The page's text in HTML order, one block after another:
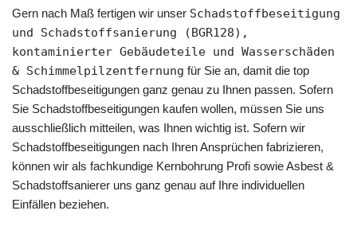
Gern nach Maß fertigen wir unser Schadstoffbeseitigung
und Schadstoffsanierung (BGR128),
kontaminierter Gebäudeteile und Wasserschäden
& Schimmelpilzentfernung für Sie an, damit die top
Schadstoffbeseitigungen ganz genau zu Ihnen passen. Sofern
Sie Schadstoffbeseitigungen kaufen wollen, müssen Sie uns
ausschließlich mitteilen, was Ihnen wichtig ist. Sofern wir
Schadstoffbeseitigungen nach Ihren Ansprüchen fabrizieren,
können wir als fachkundige Kernbohrung Profi sowie Asbest &
Schadstoffsanierer uns ganz genau auf Ihre individuellen
Einfällen beziehen.